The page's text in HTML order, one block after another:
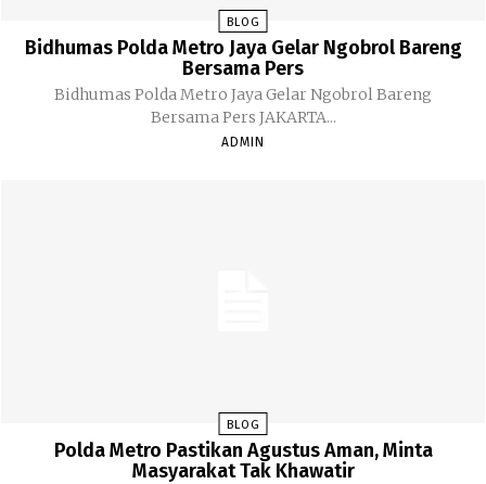
BLOG
Bidhumas Polda Metro Jaya Gelar Ngobrol Bareng
Bersama Pers
Bidhumas Polda Metro Jaya Gelar Ngobrol Bareng
Bersama Pers JAKARTA...
ADMIN
BLOG
Polda Metro Pastikan Agustus Aman, Minta
Masyarakat Tak Khawatir